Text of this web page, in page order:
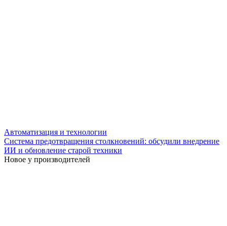
Автоматизация и технологии
Система предотвращения столкновений: обсудили внедрение
ИИ и обновление старой техники
Новое у производителей